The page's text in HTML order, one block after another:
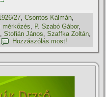
27,Csontos Kálmán,
mérkőzés P. Szabó Gábor,
,Stofián János ,Szaffka Zoltán
Hozzászólás most!